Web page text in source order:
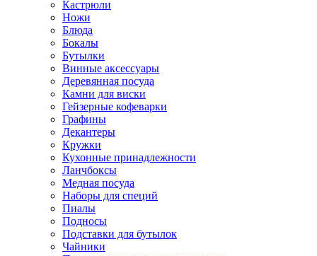
Кастрюли
Ножи
Блюда
Бокалы
Бутылки
Винные аксессуары
Деревянная посуда
Камни для виски
Гейзерные кофеварки
Графины
Декантеры
Кружки
Кухонные принадлежности
Ланчбоксы
Медная посуда
Наборы для специй
Пиалы
Подносы
Подставки для бутылок
Чайники